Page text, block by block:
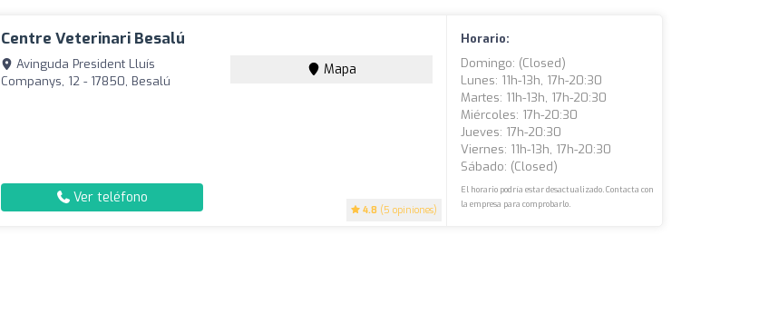
Centre Veterinari Besalú
4.8 (5 opiniones)
Avinguda President Lluís
Companys, 12 - 17850, Besalú
Mapa
Ver teléfono
Horario:
Domingo: (closed)
Lunes: 11h-13h, 17h-20:30
Martes: 11h-13h, 17h-20:30
Miércoles: 17h-20:30
Jueves: 17h-20:30
Viernes: 11h-13h, 17h-20:30
Sábado: (closed)
El horario podría estar desactualizado. Contacta con
la empresa para comprobarlo.